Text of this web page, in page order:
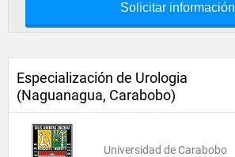
Solicitar información
Especialización de Urologia
(Naguanagua, Carabobo)
Universidad de Carabobo